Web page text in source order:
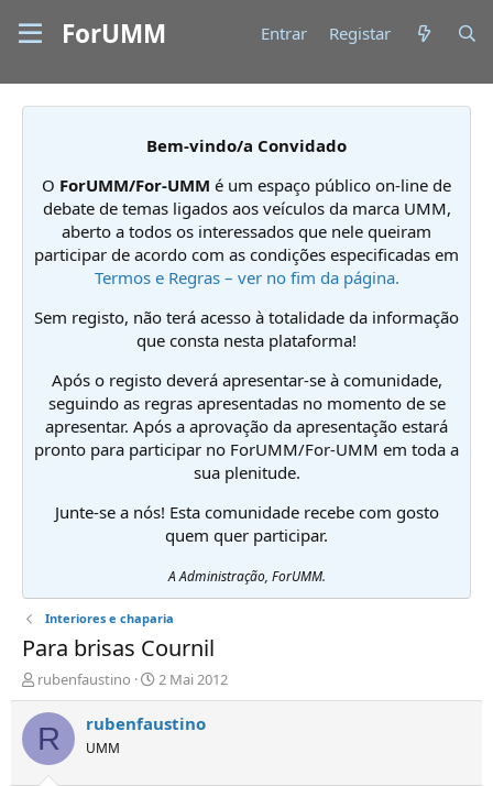
ForUMM Entrar Registar
Bem-vindo/a Convidado
O ForUMM/For-UMM é um espaço público on-line de
debate de temas ligados aos veículos da marca UMM,
aberto a todos os interessados que nele queiram
participar de acordo com as condições especificadas em
Termos e Regras – ver no fim da página.
Sem registo, não terá acesso à totalidade da informação
que consta nesta plataforma!
Após o registo deverá apresentar-se à comunidade,
seguindo as regras apresentadas no momento de se
apresentar. Após a aprovação da apresentação estará
pronto para participar no ForUMM/For-UMM em toda a
sua plenitude.
Junte-se a nós! Esta comunidade recebe com gosto
quem quer participar.
A Administração, ForUMM.
Interiores e chaparia
Para brisas Cournil
I
n
i
i
rubenfaustino
D
a
t
2 Mai 2012
R rubenfaustino
UMM